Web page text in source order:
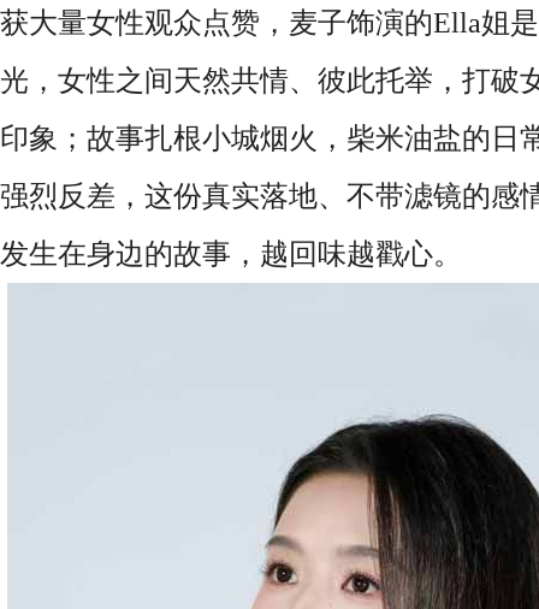
获大量女性观众点赞，麦子饰演的Ella姐
光，女性之间天然共情、彼此托举，打破
印象；故事扎根小城烟火，柴米油盐的日
强烈反差，这份真实落地、不带滤镜的感
发生在身边的故事，越回味越戳心。